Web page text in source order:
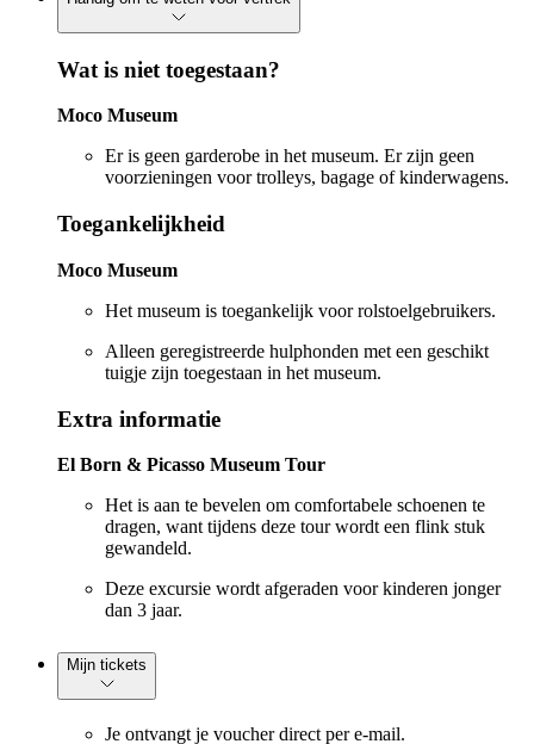
Wat is niet toegestaan?
Moco Museum
Er is geen garderobe in het museum. Er zijn geen
voorzieningen voor trolleys, bagage of kinderwagens.
Toegankelijkheid
Moco Museum
Het museum is toegankelijk voor rolstoelgebruikers.
Alleen geregistreerde hulphonden met een geschikt
tuigje zijn toegestaan in het museum.
Extra informatie
El Born & Picasso Museum Tour
Het is aan te bevelen om comfortabele schoenen te
dragen, want tijdens deze tour wordt een flink stuk
gewandeld.
Deze excursie wordt afgeraden voor kinderen jonger
dan 3 jaar.
Mijn tickets
Je ontvangt je voucher direct per e-mail.